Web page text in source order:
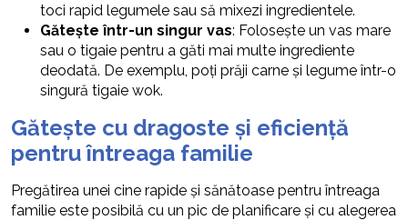
toci rapid legumele sau să mixezi ingredientele.
Gătește într-un singur vas: Folosește un vas mare
sau o tigaie pentru a găti mai multe ingrediente
deodată. De exemplu, poți prăji carne și legume într-o
singură tigaie wok.
Gătește cu dragoste și eficiență
pentru întreaga familie
Pregătirea unei cine rapide și sănătoase pentru întreaga
familie este posibilă cu un pic de planificare și cu alegerea